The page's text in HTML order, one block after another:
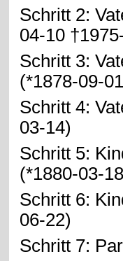
Schritt 2:
04-10
Schritt 3:
(*1878-09-
Schritt 4:
03-14)
Schritt 5:
(*1880-03-
Schritt 6:
06-22)
Schritt 7: